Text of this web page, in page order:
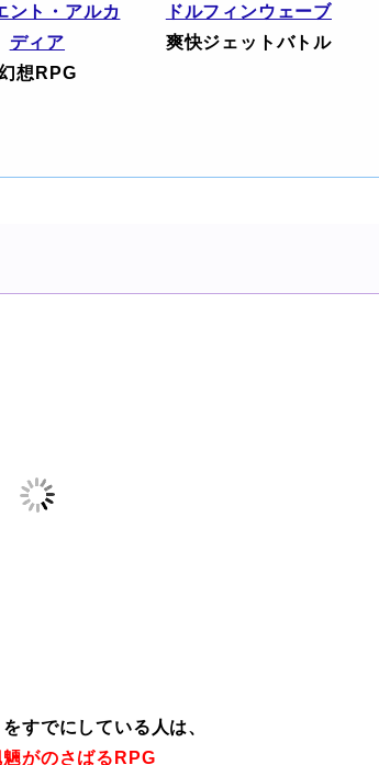
ント・アルカ
ディア
想RPG
ドルフィンウェーブ
爽快ジェットバトル
すでにしている人は、
がのさばるRPG